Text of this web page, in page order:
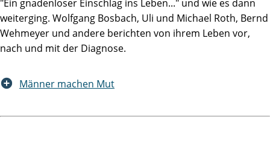
"Ein gnadenloser Einschlag ins Leben..." und wie es dann
weiterging. Wolfgang Bosbach, Uli und Michael Roth, Bernd
Wehmeyer und andere berichten von ihrem Leben vor,
nach und mit der Diagnose.
Männer machen Mut